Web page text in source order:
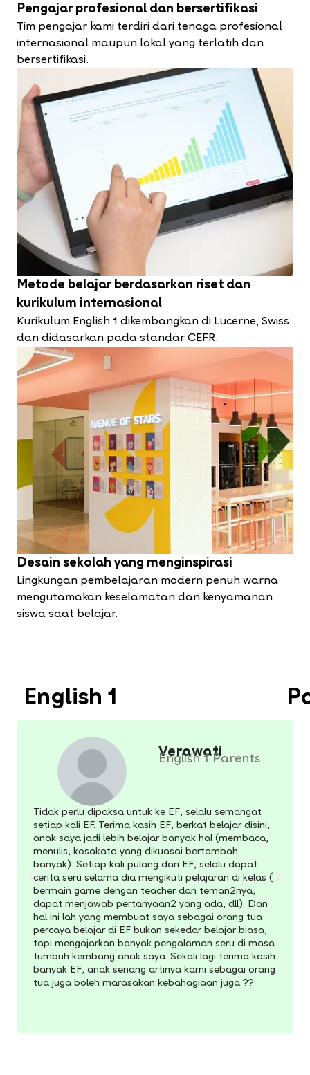
Pengajar profesional dan bersertifikasi
Tim pengajar kami terdiri dari tenaga profesional
internasional maupun lokal yang terlatih dan
bersertifikasi.
Metode belajar berdasarkan riset dan
kurikulum internasional
Kurikulum English 1 dikembangkan di Lucerne, Swiss
dan didasarkan pada standar CEFR.
Desain sekolah yang menginspirasi
Lingkungan pembelajaran modern penuh warna
mengutamakan keselamatan dan kenyamanan
siswa saat belajar.
English 1
Verawati
English 1 Parents
Tidak perlu dipaksa untuk ke EF, selalu semangat
setiap kali EF. Terima kasih EF, berkat belajar disini,
anak saya jadi lebih belajar banyak hal (membaca,
menulis, kosakata yang dikuasai bertambah
banyak). Setiap kali pulang dari EF, selalu dapat
cerita seru selama dia mengikuti pelajaran di kelas (
bermain game dengan teacher dan teman2nya,
dapat menjawab pertanyaan2 yang ada, dll). Dan
hal ini lah yang membuat saya sebagai orang tua
percaya belajar di EF bukan sekedar belajar biasa,
tapi mengajarkan banyak pengalaman seru di masa
tumbuh kembang anak saya. Sekali lagi terima kasih
banyak EF, anak senang artinya kami sebagai orang
tua juga boleh marasakan kebahagiaan juga ??.